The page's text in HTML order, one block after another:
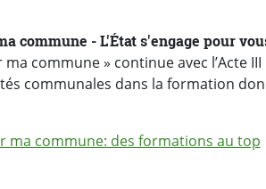
commune - L'État s'engage pour
ma commune » continue avec l’Acte
communales dans la formation
ma commune: des formations au top